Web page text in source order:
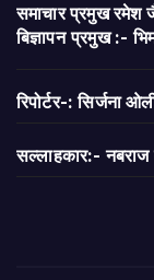
समाचार प्रमुख रमेश
बिज्ञापन प्रमुख :-
रिपोर्टर-: सिर्जना
सल्लाहकार:- नबराज